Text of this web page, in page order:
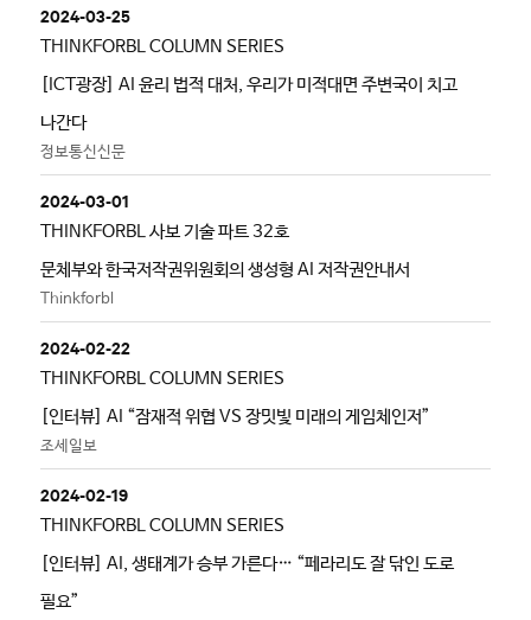
2024-03-25
THINKFORBL COLUMN SERIES
[ICT광장] AI 윤리 법적 대처, 우리가 미적대면 주변국이 치고
나간다
정보통신신문
2024-03-01
THINKFORBL 사보 기술 파트 32호
문체부와 한국저작권위원회의 생성형 AI 저작권안내서
Thinkforbl
2024-02-22
THINKFORBL COLUMN SERIES
[인터뷰] AI “잠재적 위협 VS 장밋빛 미래의 게임체인저”
조세일보
2024-02-19
THINKFORBL COLUMN SERIES
[인터뷰] AI, 생태계가 승부 가른다… “페라리도 잘 닦인 도로
필요”